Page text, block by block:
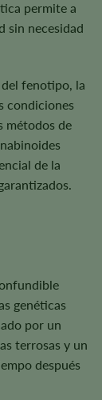
permite a
sin necesidad
fenotipo, la
condiciones
métodos de
de la
genéticas
por un
terrosas y un
después